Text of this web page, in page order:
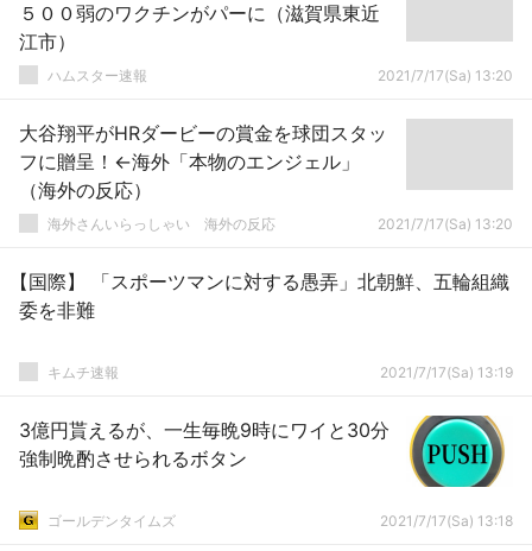
５００弱のワクチンがパーに（滋賀県東近
江市）
ハムスター速報 2021/7/17(Sa) 13:20
大谷翔平がHRダービーの賞金を球団スタッ
フに贈呈！←海外「本物のエンジェル」
（海外の反応）
海外さんいらっしゃい 海外の反応 2021/7/17(Sa) 13:20
【国際】 「スポーツマンに対する愚弄」北朝鮮、五輪組織
委を非難
キムチ速報 2021/7/17(Sa) 13:19
3億円貰えるが、一生毎晩9時にワイと30分
強制晩酌させられるボタン
ゴールデンタイムズ 2021/7/17(Sa) 13:18